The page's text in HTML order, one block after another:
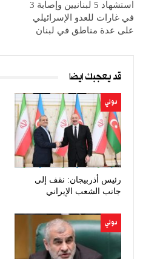
استشهاد 5 لبنانيين وإصابة 3
في غارات للعدو الإسرائيلي
على عدة مناطق في لبنان
قد يعجبك ايضا
دولي
رئيس أذربيجان: نقف إلى
جانب الشعب الإيراني
دولي